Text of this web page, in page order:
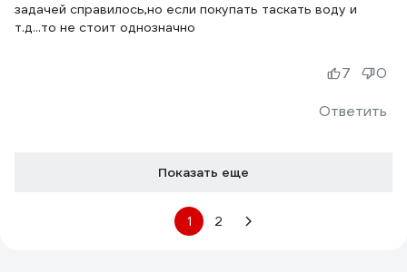
задачей справилось,но если покупать таскать воду и
т.д...то не стоит однозначно
Ответить
7 0
Показать еще
1 2